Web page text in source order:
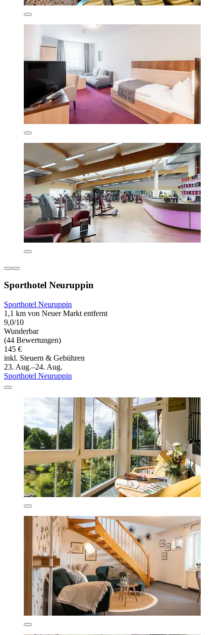
Sporthotel Neuruppin
Sporthotel Neuruppin
1,1 km von Neuer Markt entfernt
9,0/10
Wunderbar
(44 Bewertungen)
145 €
inkl. Steuern & Gebühren
23. Aug.–24. Aug.
Sporthotel Neuruppin